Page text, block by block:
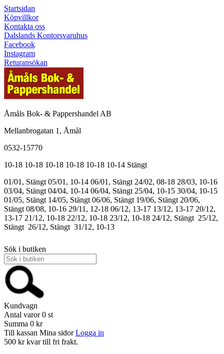
Startsidan
Köpvillkor
Kontakta oss
Dalslands Kontorsvaruhus
Facebook
Instagram
Returansökan
Åmåls Bok- & Pappershandel AB
Mellanbrogatan 1, Åmål
0532-15770
10-18 10-18 10-18 10-18 10-18 10-14 Stängt
01/01, Stängt 05/01, 10-14 06/01, Stängt 24/02, 08-18 28/03, 10-16
03/04, Stängt 04/04, 10-14 06/04, Stängt 25/04, 10-15 30/04, 10-15
01/05, Stängt 14/05, Stängt 06/06, Stängt 19/06, Stängt 20/06,
Stängt 08/08, 10-16 29/11, 12-18 06/12, 13-17 13/12, 13-17 20/12,
13-17 21/12, 10-18 22/12, 10-18 23/12, 10-18 24/12, Stängt 25/12,
Stängt 26/12, Stängt 31/12, 10-13
Sök i butiken
Kundvagn
Antal varor 0 st
Summa 0 kr
Till kassan Mina sidor Logga in
500 kr kvar till fri frakt.